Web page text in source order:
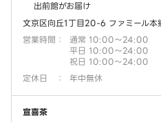
出前館がお届け
文京区向丘1丁目20-6 ファミール本
営業時間 ：
通常 10:00～24:00
平日 10:00～24:00
祝日 10:00～24:00
定休日
： 年中無休
宣喜茶